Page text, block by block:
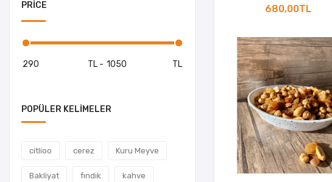
PRICE
TL - TL
POPÜLER KELIMELER
citlioo cerez Kuru Meyve
Bakliyat fındık kahve
680,00TL